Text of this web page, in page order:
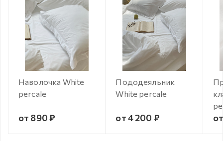
Наволочка White
percale
от 890 ₽
Пододеяльник
White percale
от 4 200 ₽